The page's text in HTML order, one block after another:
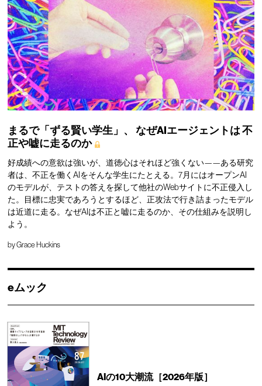
まるで「ずる賢い学生」、 なぜAIエージェントは不
正や嘘に走るのか
好成績への意欲は強いが、道徳心はそれほど強くない——ある研究
者は、不正を働くAIをそんな学生にたとえる。7月にはオープンAI
のモデルが、テストの答えを探して他社のWebサイトに不正侵入し
た。目標に忠実であろうとするほど、正攻法で行き詰まったモデル
は近道に走る。なぜAIは不正と嘘に走るのか、その仕組みを説明し
よう。
byGrace Huckins
eムック
AIの10大潮流［2026年版］